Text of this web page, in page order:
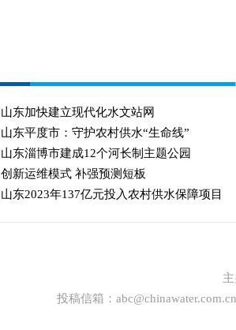
山东加快建立现代化水文站网
山东平度市：守护农村供水“生命线”
山东淄博市建成12个河长制主题公园
创新运维模式 补强预测短板
山东2023年137亿元投入农村供水保障项目
投稿信箱： abc@chinawater.com.cn